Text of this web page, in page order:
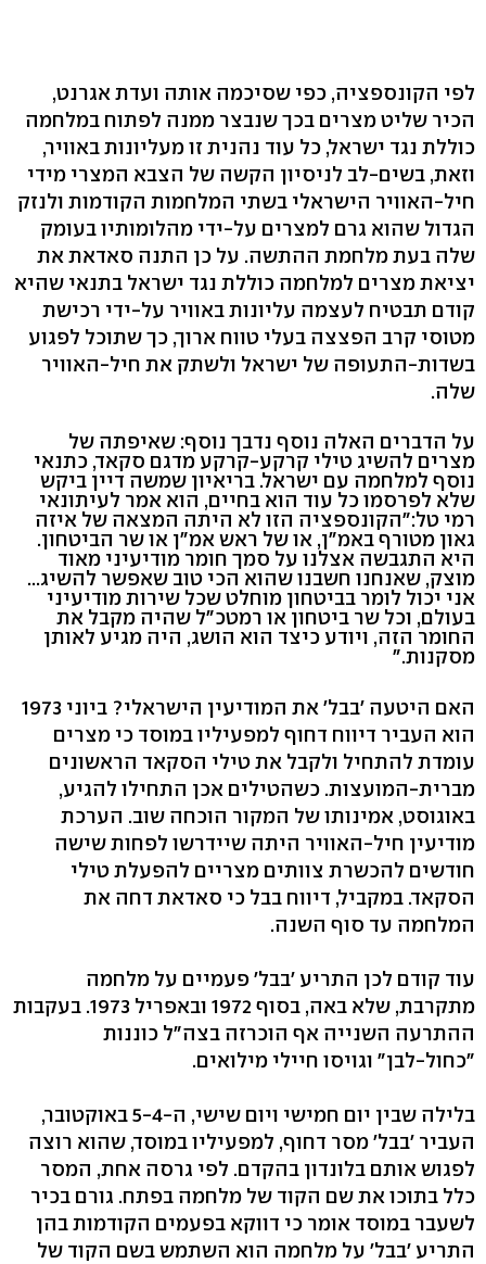
לפי הקונספציה, כפי שסיכמה אותה ועדת אגרנט,
הכיר שליט מצרים בכך שנבצר ממנה לפתוח במלחמה
כוללת נגד ישראל, כל עוד נהנית זו מעליונות באוויר,
וזאת, בשים-לב לניסיון הקשה של הצבא המצרי מידי
חיל-האוויר הישראלי בשתי המלחמות הקודמות ולנזק
הגדול שהוא גרם למצרים על-ידי מהלומותיו בעומק
שלה בעת מלחמת ההתשה. על כן התנה סאדאת את
יציאת מצרים למלחמה כוללת נגד ישראל בתנאי שהיא
קודם תבטיח לעצמה עליונות באוויר על-ידי רכישת
מטוסי קרב הפצצה בעלי טווח ארוך, כך שתוכל לפגוע
בשדות-התעופה של ישראל ולשתק את חיל-האוויר
שלה.
על הדברים האלה נוסף נדבך נוסף: שאיפתה של
מצרים להשיג טילי קרקע-קרקע מדגם סקאד, כתנאי
נוסף למלחמה עם ישראל. בריאיון שמשה דיין ביקש
שלא לפרסמו כל עוד הוא בחיים, הוא אמר לעיתונאי
רמי טל:"הקונספציה הזו לא היתה המצאה של איזה
גאון מטורף באמ"ן, או של ראש אמ"ן או שר הביטחון.
היא התגבשה אצלנו על סמך חומר מודיעיני מאוד
מוצק, שאנחנו חשבנו שהוא הכי טוב שאפשר להשיג...
אני יכול לומר בביטחון מוחלט שכל שירות מודיעיני
בעולם, וכל שר ביטחון או רמטכ"ל שהיה מקבל את
החומר הזה, ויודע כיצד הוא הושג, היה מגיע לאותן
מסקנות."
האם היטעה 'בבל' את המודיעין הישראלי? ביוני 1973
הוא העביר דיווח דחוף למפעיליו במוסד כי מצרים
עומדת להתחיל ולקבל את טילי הסקאד הראשונים
מברית-המועצות. כשהטילים אכן התחילו להגיע,
באוגוסט, אמינותו של המקור הוכחה שוב. הערכת
מודיעין חיל-האוויר היתה שיידרשו לפחות שישה
חודשים להכשרת צוותים מצריים להפעלת טילי
הסקאד. במקביל, דיווח בבל כי סאדאת דחה את
המלחמה עד סוף השנה.
עוד קודם לכן התריע 'בבל' פעמיים על מלחמה
מתקרבת, שלא באה, בסוף 1972 ובאפריל 1973. בעקבות
ההתרעה השנייה אף הוכרזה בצה"ל כוננות
"כחול-לבן" וגויסו חיילי מילואים.
בלילה שבין יום חמישי ויום שישי, ה-5-4 באוקטובר,
העביר 'בבל' מסר דחוף, למפעיליו במוסד, שהוא רוצה
לפגוש אותם בלונדון בהקדם. לפי גרסה אחת, המסר
כלל בתוכו את שם הקוד של מלחמה בפתח. גורם בכיר
לשעבר במוסד אומר כי דווקא בפעמים הקודמות בהן
התריע 'בבל' על מלחמה הוא השתמש בשם הקוד של